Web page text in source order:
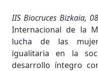
IIS Biocruces Bizkaia,
Internacional de la
lucha de las
igualitaria en la
desarrollo íntegro